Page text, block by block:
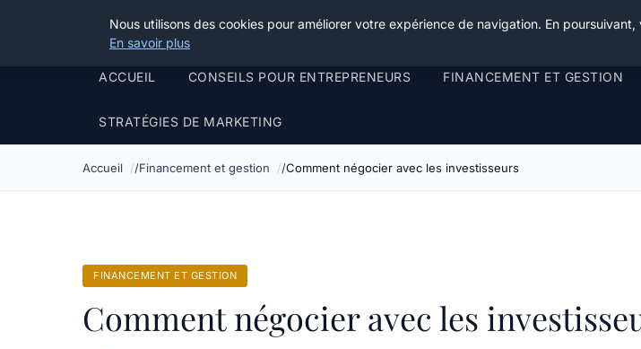
Henry Panky
ACCUEIL CONSEILS POUR ENTREPRENEURS FINANCEMENT ET GESTION
STRATÉGIES DE MARKETING
Accueil Financement et gestion Comment négocier avec les investisseurs
FINANCEMENT ET GESTION
Comment négocier avec les
Nous utilisons des cookies pour améliorer votre expérience de navigation. En
En savoir plus